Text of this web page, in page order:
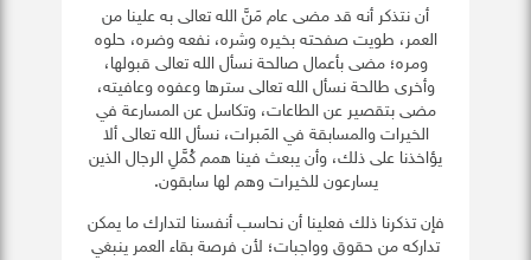
أن نتذكر أنه قد مضى عام مَنَّ الله تعالى به علينا من
العمر، طويت صفحته بخيره وشره، نفعه وضره، حلوه
ومره؛ مضى بأعمال صالحة نسأل الله تعالى قبولها،
وأخرى طالحة نسأل الله تعالى سترها وعفوه وعافيته،
مضى بتقصير عن الطاعات، وتكاسل عن المسارعة في
الخيرات والمسابقة في المَبرات، نسأل الله تعالى ألا
يؤاخذنا على ذلك، وأن يبعث فينا همم كُمَّلِ الرجال الذين
يسارعون للخيرات وهم لها سابقون.
فإن تذكرنا ذلك فعلينا أن نحاسب أنفسنا لتدارك ما يمكن
تداركه من حقوق وواجبات؛ لأن فرصة بقاء العمر ينبغي